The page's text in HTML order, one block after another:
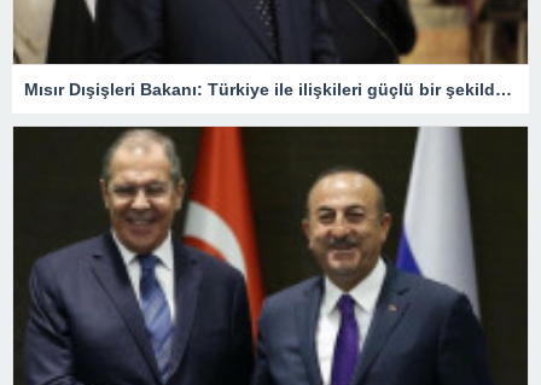
Mısır Dışişleri Bakanı: Türkiye ile ilişkileri güçlü bir şekilde yeniden kuracağımızdan eminiz